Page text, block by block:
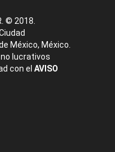
© 2018.
México, México.
lucrativos
con el AVISO